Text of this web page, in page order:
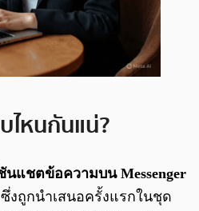
ไหนกันแน่?
นแชตข้อความบน Messenger
งถูกนำเสนอครั้งแรกในชุด